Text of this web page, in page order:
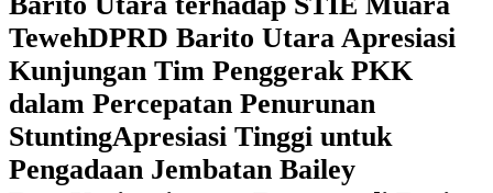
TewehDPRD Barito Utara Apresiasi
Kunjungan Tim Penggerak PKK
dalam Percepatan Penurunan
StuntingApresiasi Tinggi untuk
Pengadaan Jembatan Bailey